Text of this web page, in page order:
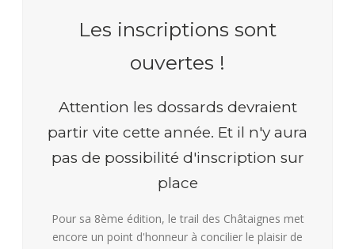
Les inscriptions sont
ouvertes !
Attention les dossards devraient
partir vite cette année. Et il n'y aura
pas de possibilité d'inscription sur
place
Pour sa 8ème édition, le trail des Châtaignes met
encore un point d'honneur à concilier le plaisir de